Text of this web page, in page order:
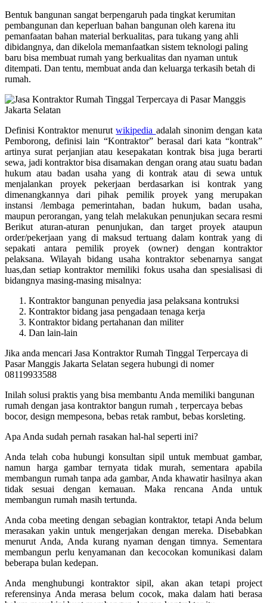
Bentuk bangunan sangat berpengaruh pada tingkat kerumitan
pembangunan dan keperluan bahan bangunan oleh karena itu
pemanfaatan bahan material berkualitas, para tukang yang ahli
dibidangnya, dan dikelola memanfaatkan sistem teknologi paling
baru bisa membuat rumah yang berkualitas dan nyaman untuk
ditempati. Dan tentu, membuat anda dan keluarga terkasih betah di
rumah.
Definisi Kontraktor menurutwikipedia adalah sinonim dengan kata
Pemborong, definisi lain “Kontraktor” berasal dari kata “kontrak”
artinya surat perjanjian atau kesepakatan kontrak bisa juga berarti
sewa, jadi kontraktor bisa disamakan dengan orang atau suatu badan
hukum atau badan usaha yang di kontrak atau di sewa untuk
menjalankan proyek pekerjaan berdasarkan isi kontrak yang
dimenangkannya dari pihak pemilik proyek yang merupakan
instansi /lembaga pemerintahan, badan hukum, badan usaha,
maupun perorangan, yang telah melakukan penunjukan secara resmi
Berikut aturan-aturan penunjukan, dan target proyek ataupun
order/pekerjaan yang di maksud tertuang dalam kontrak yang di
sepakati antara pemilik proyek (owner) dengan kontraktor
pelaksana. Wilayah bidang usaha kontraktor sebenarnya sangat
luas,dan setiap kontraktor memiliki fokus usaha dan spesialisasi di
bidangnya masing-masing misalnya:
Kontraktor bangunan penyedia jasa pelaksana kontruksi
Kontraktor bidang jasa pengadaan tenaga kerja
Kontraktor bidang pertahanan dan militer
Dan lain-lain
Jika anda mencari Jasa Kontraktor Rumah Tinggal Terpercaya di
Pasar Manggis Jakarta Selatan segera hubungi di nomer
08119933588
Inilah solusi praktis yang bisa membantu Anda memiliki bangunan
rumah dengan jasa kontraktor bangun rumah , terpercaya bebas
bocor, design mempesona, bebas retak rambut, bebas korsleting.
Apa Anda sudah pernah rasakan hal-hal seperti ini?
Anda telah coba hubungi konsultan sipil untuk membuat gambar,
namun harga gambar ternyata tidak murah, sementara apabila
membangun rumah tanpa ada gambar, Anda khawatir hasilnya akan
tidak sesuai dengan kemauan. Maka rencana Anda untuk
membangun rumah masih tertunda.
Anda coba meeting dengan sebagian kontraktor, tetapi Anda belum
merasakan yakin untuk mengerjakan dengan mereka. Disebabkan
menurut Anda, Anda kurang nyaman dengan timnya. Sementara
membangun perlu kenyamanan dan kecocokan komunikasi dalam
beberapa bulan kedepan.
Anda menghubungi kontraktor sipil, akan akan tetapi project
referensinya Anda merasa belum cocok, maka dalam hati berasa